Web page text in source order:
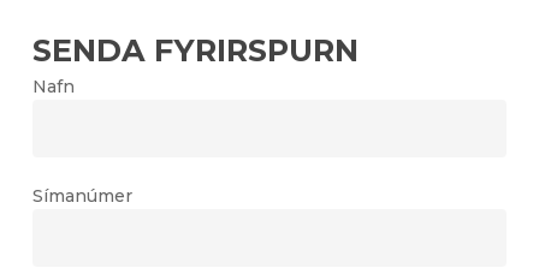
SENDA FYRIRSPURN
Nafn
Símanúmer